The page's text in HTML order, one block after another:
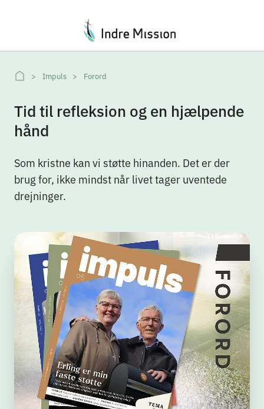
Impuls Forord
Tid til refleksion og en hjælpende
hånd
Som kristne kan vi støtte hinanden. Det er der
brug for, ikke mindst når livet tager uventede
drejninger.